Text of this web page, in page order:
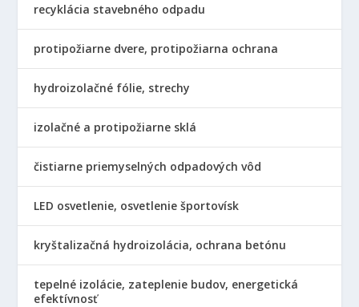
recyklácia stavebného odpadu
protipožiarne dvere, protipožiarna ochrana
hydroizolačné fólie, strechy
izolačné a protipožiarne sklá
čistiarne priemyselných odpadových vôd
LED osvetlenie, osvetlenie športovísk
kryštalizačná hydroizolácia, ochrana betónu
tepelné izolácie, zateplenie budov, energetická
efektívnosť